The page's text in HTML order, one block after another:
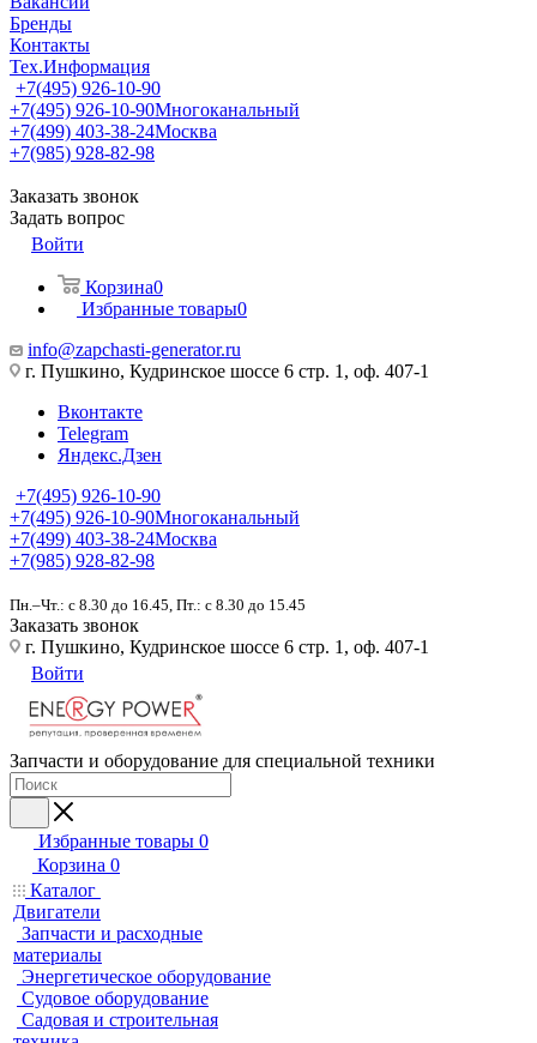
Бренды
Контакты
Тех.Информация
+7(495) 926-10-90
+7(495) 926-10-90Многоканальный
+7(499) 403-38-24Москва
+7(985) 928-82-98
Заказать звонок
Задать вопрос
Войти
Корзина0
Избранные товары0
info@zapchasti-generator.ru
г. Пушкино, Кудринское шоссе 6 стр. 1, оф. 407-1
Вконтакте
Telegram
Яндекс.Дзен
+7(495) 926-10-90
+7(495) 926-10-90Многоканальный
+7(499) 403-38-24Москва
+7(985) 928-82-98
Пн.–Чт.: с 8.30 до 16.45, Пт.: с 8.30 до 15.45
Заказать звонок
г. Пушкино, Кудринское шоссе 6 стр. 1, оф. 407-1
Войти
Запчасти и оборудование для специальной техники
Избранные товары 0
Корзина 0
Каталог
Двигатели
Запчасти и расходные
материалы
Энергетическое оборудование
Судовое оборудование
Садовая и строительная